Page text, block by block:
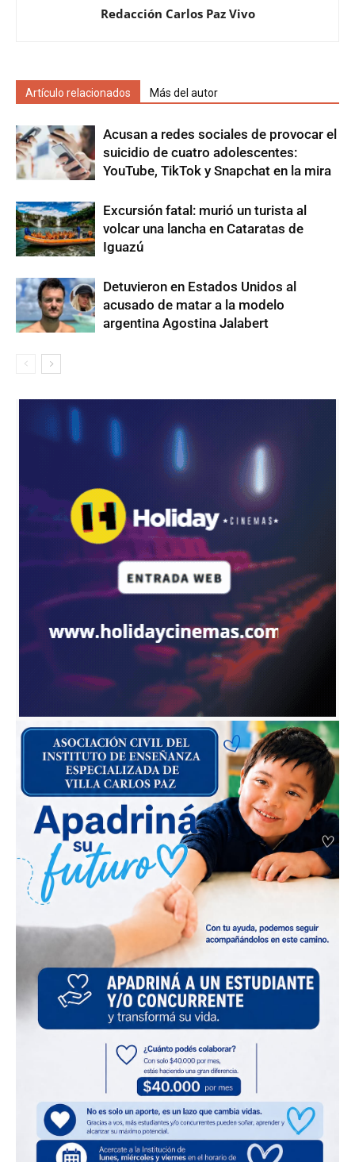
Redacción Carlos Paz Vivo
Artículo relacionados Más del autor
Acusan a redes sociales de provocar el
suicidio de cuatro adolescentes:
YouTube, TikTok y Snapchat en la mira
Excursión fatal: murió un turista al
volcar una lancha en Cataratas de
Iguazú
Detuvieron en Estados Unidos al
acusado de matar a la modelo
argentina Agostina Jalabert